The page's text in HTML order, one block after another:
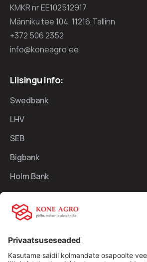
KMKR nr EE102512917
Männiku tee 104, 11216,Tallinn
+372 506 2352
info@koneagro.ee
Liisingu info:
Swedbank
LHV
SEB
Bigbank
Holm Bank
Kiirlingid:
Traktorid